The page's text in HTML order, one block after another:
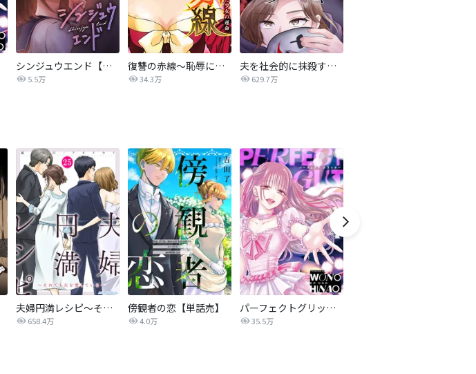
シンジュウエンド【タテヨミ】
5.5万
復讐の赤線～恥辱にまみれた少女の運命～【タテヨミ】
34.3万
夫を社会的に抹殺する5つの方法
629.7万
夫婦円満レシピ～それでも夫を愛している～
658.4万
傍観者の恋【単話売】
4.0万
パーフェクトグリッター
35.5万